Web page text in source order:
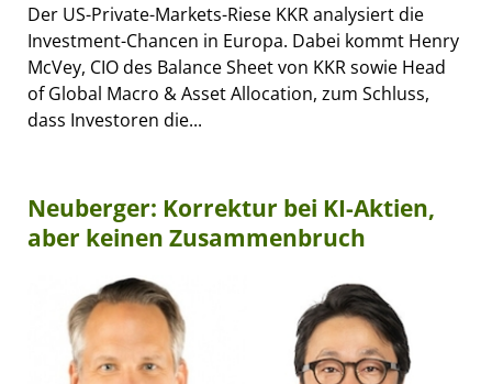
Der US-Private-Markets-Riese KKR analysiert die
Investment-Chancen in Europa. Dabei kommt Henry
McVey, CIO des Balance Sheet von KKR sowie Head
of Global Macro & Asset Allocation, zum Schluss,
dass Investoren die...
Neuberger: Korrektur bei KI-Aktien,
aber keinen Zusammenbruch